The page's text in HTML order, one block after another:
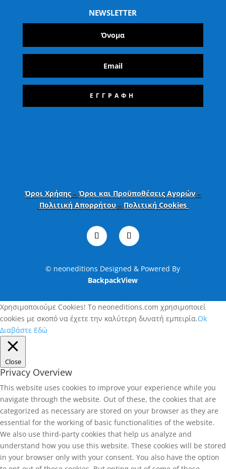
NEWSLETTER
ΕΓΓΡΑΦΗ
Όροι Χρήσης –Όροι και Προϋποθέσεις Αγορών–
Πολιτική Απορρήτου– Πολιτική Cookies
© neoneditions Designed & Powered By
BackpackView
Χρησιμοποιούμε Cookies! Το neoneditions.com χρησιμοποιεί
cookies με σκοπό να έχετε την καλύτερη δυνατή εμπειρία.Ok
Διαβάστε Εδώ
Close
Privacy Overview
This website uses cookies to improve your experience while you
navigate through the website. Out of these, the cookies that are
categorized as necessary are stored on your browser as they are
essential for the working of basic functionalities of the website.
We also use third-party cookies that help us analyze and
understand how you use this website. These cookies will be stored
in your browser only with your consent. You also have the option